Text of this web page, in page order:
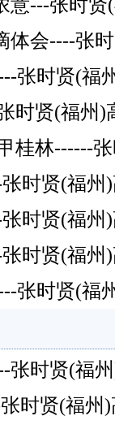
意---张时
体会----张
张时贤(福
时贤(福州)
桂林------
时贤(福州
时贤(福州
时贤(福州
张时贤(福
张时贤(福
时贤(福州